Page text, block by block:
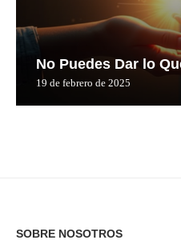
No Puedes Dar lo
19 de febrero de 2025
SOBRE NOSOTROS